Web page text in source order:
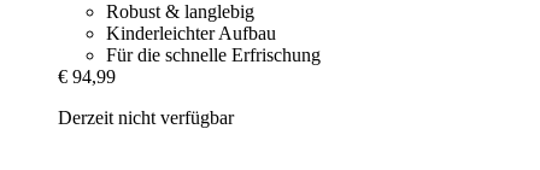
Robust & langlebig
Kinderleichter Aufbau
Für die schnelle Erfrischung
€ 94,99
Derzeit nicht verfügbar